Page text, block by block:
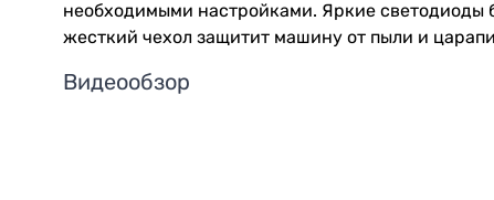
необходимыми настройками. Яркие светодиоды
жесткий чехол защитит машину от пыли и
Видеообзор